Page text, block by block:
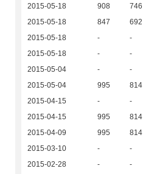
2015-05-18 908 746
2015-05-18
847 692
2015-05-18
- -
2015-05-18
- -
2015-05-04
- -
2015-05-04
995 814
2015-04-15
- -
2015-04-15
995 814
2015-04-09
995 814
2015-03-10
- -
2015-02-28
- -